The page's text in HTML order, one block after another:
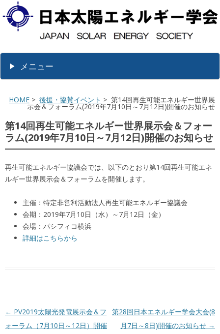
メニュー
HOME > 後援・協賛イベント > 第14回再生可能エネルギー世界展
示会＆フォーラム(2019年7月10日～7月12日)開催のお知らせ
第14回再生可能エネルギー世界展示会＆フォー
ラム(2019年7月10日～7月12日)開催のお知らせ
再生可能エネルギー協議会では、以下のとおり第14回再生可能エネ
ルギー世界展示会＆フォーラムを開催します。
主催：特定非営利活動法人再生可能エネルギー協議会
会期：2019年7月10日（水）～7月12日（金）
会場：パシフィコ横浜
詳細はこちらから
投稿ナビゲーション
← PV2019太陽光発電展示会＆フ
ォーラム（7月10日～12日）開催
第28回日本エネルギー学会大会(8
月7日～8日)開催のお知らせ →